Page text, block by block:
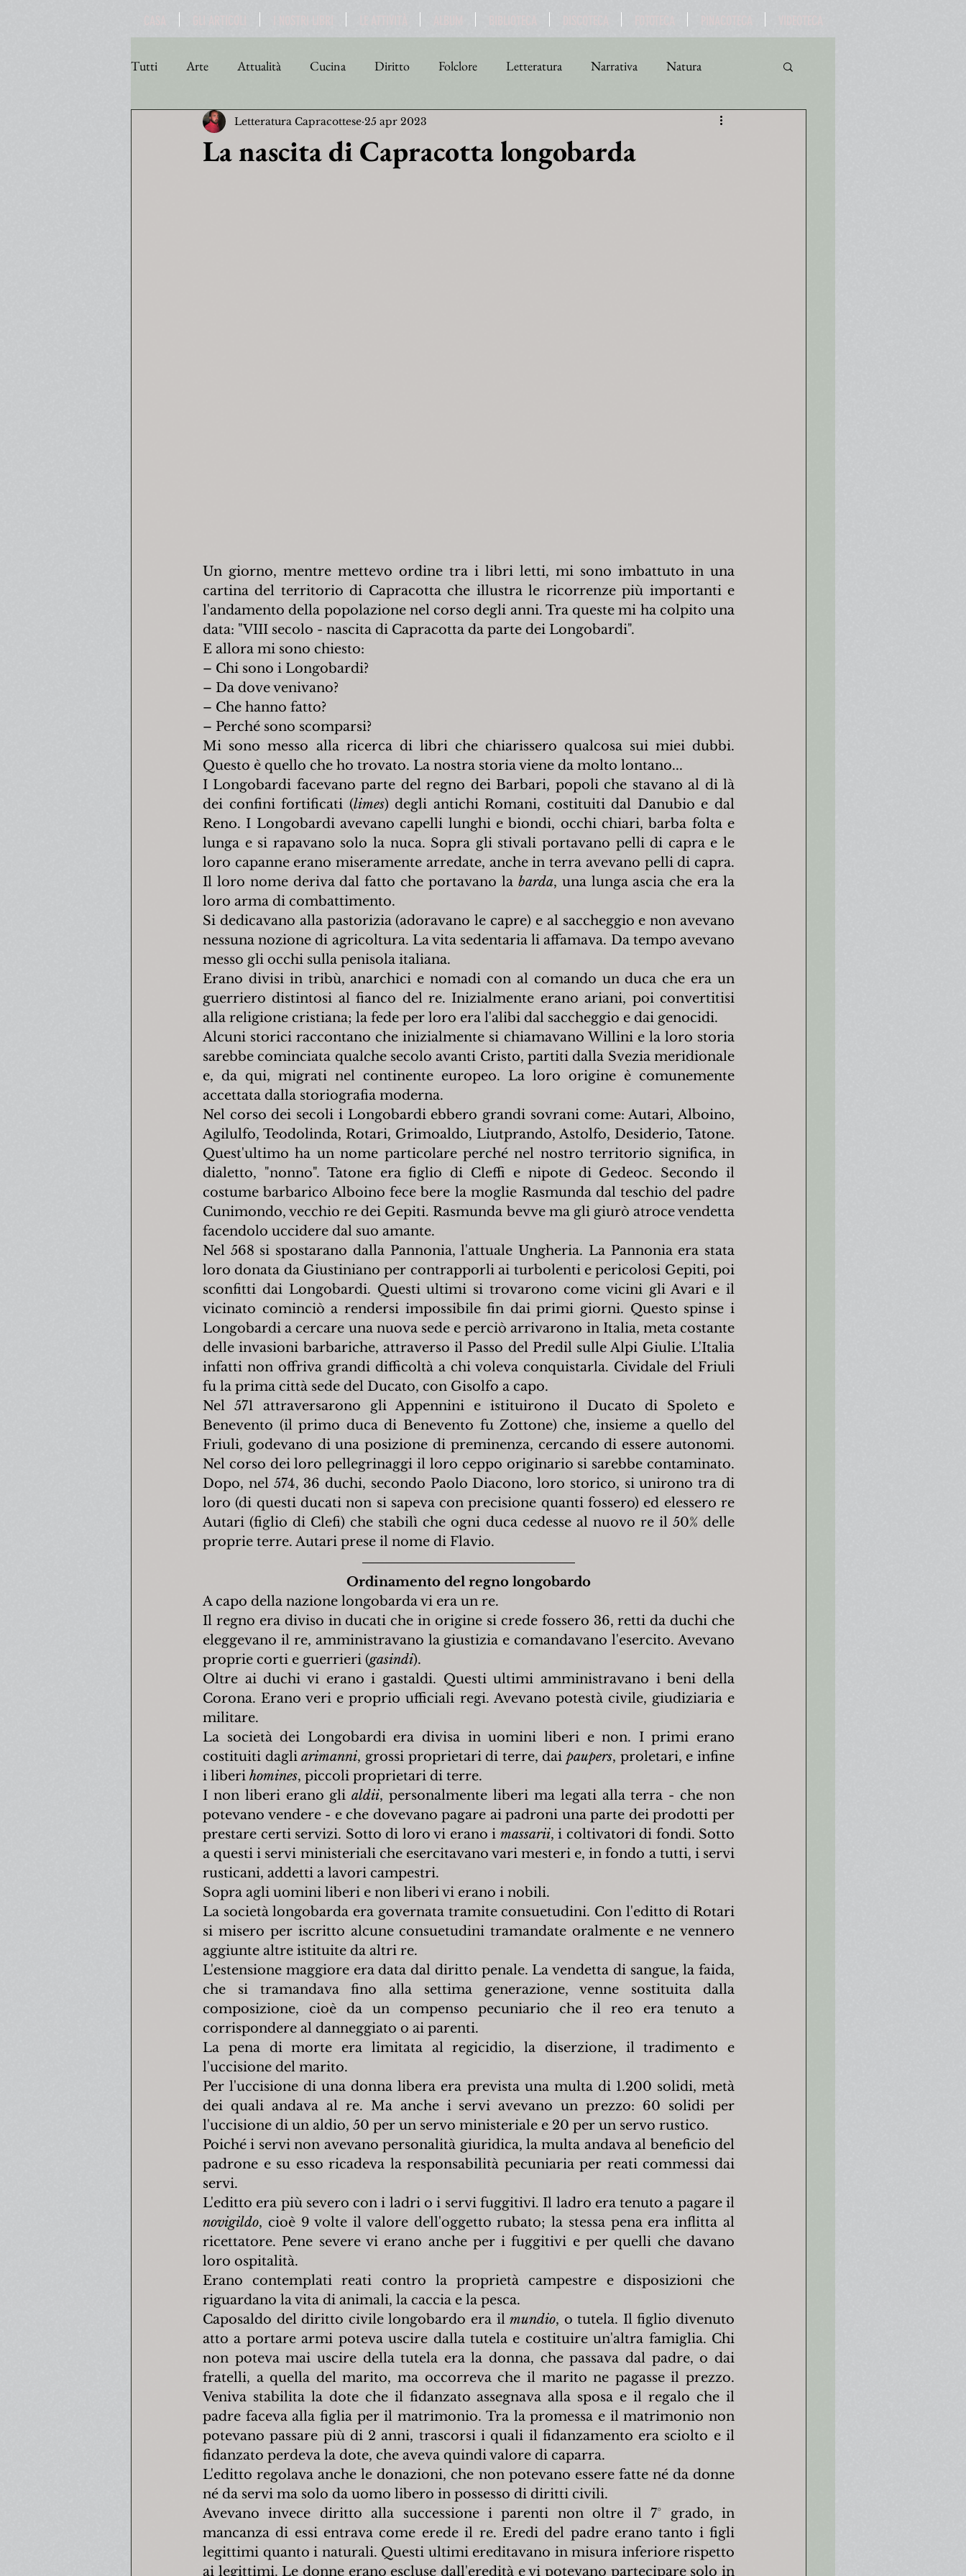
Tutti Arte Attualità Cucina Diritto Folclore Letteratura Narrativa Natura
Personaggi Poesia Politica Religione Turismo
La nascita di Capracotta longobarda
Letteratura Capracottese 25 apr 2023
Un giorno, mentre mettevo ordine tra i libri letti, mi sono imbattuto in una
cartina del territorio di Capracotta che illustra le ricorrenze più importanti e
l'andamento della popolazione nel corso degli anni. Tra queste mi ha colpito una
data: "VIII secolo - nascita di Capracotta da parte dei Longobardi".
E allora mi sono chiesto:
– Chi sono i Longobardi?
– Da dove venivano?
– Che hanno fatto?
– Perché sono scomparsi?
Mi sono messo alla ricerca di libri che chiarissero qualcosa sui miei dubbi.
Questo è quello che ho trovato. La nostra storia viene da molto lontano...
I Longobardi facevano parte del regno dei Barbari, popoli che stavano al di là
dei confini fortificati (limes) degli antichi Romani, costituiti dal Danubio e dal
Reno. I Longobardi avevano capelli lunghi e biondi, occhi chiari, barba folta e
lunga e si rapavano solo la nuca. Sopra gli stivali portavano pelli di capra e le
loro capanne erano miseramente arredate, anche in terra avevano pelli di capra.
Il loro nome deriva dal fatto che portavano la barda, una lunga ascia che era la
loro arma di combattimento.
Si dedicavano alla pastorizia (adoravano le capre) e al saccheggio e non avevano
nessuna nozione di agricoltura. La vita sedentaria li affamava. Da tempo avevano
messo gli occhi sulla penisola italiana.
Erano divisi in tribù, anarchici e nomadi con al comando un duca che era un
guerriero distintosi al fianco del re. Inizialmente erano ariani, poi convertitisi
alla religione cristiana; la fede per loro era l'alibi dal saccheggio e dai genocidi.
Alcuni storici raccontano che inizialmente si chiamavano Willini e la loro storia
sarebbe cominciata qualche secolo avanti Cristo, partiti dalla Svezia meridionale
e, da qui, migrati nel continente europeo. La loro origine è comunemente
accettata dalla storiografia moderna.
Nel corso dei secoli i Longobardi ebbero grandi sovrani come: Autari, Alboino,
Agilulfo, Teodolinda, Rotari, Grimoaldo, Liutprando, Astolfo, Desiderio, Tatone.
Quest'ultimo ha un nome particolare perché nel nostro territorio significa, in
dialetto, "nonno". Tatone era figlio di Cleffi e nipote di Gedeoc. Secondo il
costume barbarico Alboino fece bere la moglie Rasmunda dal teschio del padre
Cunimondo, vecchio re dei Gepiti. Rasmunda bevve ma gli giurò atroce vendetta
facendolo uccidere dal suo amante.
Nel 568 si spostarano dalla Pannonia, l'attuale Ungheria. La Pannonia era stata
loro donata da Giustiniano per contrapporli ai turbolenti e pericolosi Gepiti, poi
sconfitti dai Longobardi. Questi ultimi si trovarono come vicini gli Avari e il
vicinato cominciò a rendersi impossibile fin dai primi giorni. Questo spinse i
Longobardi a cercare una nuova sede e perciò arrivarono in Italia, meta costante
delle invasioni barbariche, attraverso il Passo del Predil sulle Alpi Giulie. L'Italia
infatti non offriva grandi difficoltà a chi voleva conquistarla. Cividale del Friuli
fu la prima città sede del Ducato, con Gisolfo a capo.
Nel 571 attraversarono gli Appennini e istituirono il Ducato di Spoleto e
Benevento (il primo duca di Benevento fu Zottone) che, insieme a quello del
Friuli, godevano di una posizione di preminenza, cercando di essere autonomi.
Nel corso dei loro pellegrinaggi il loro ceppo originario si sarebbe contaminato.
Dopo, nel 574, 36 duchi, secondo Paolo Diacono, loro storico, si unirono tra di
loro (di questi ducati non si sapeva con precisione quanti fossero) ed elessero re
Autari (figlio di Clefi) che stabilì che ogni duca cedesse al nuovo re il 50% delle
proprie terre. Autari prese il nome di Flavio.
Ordinamento del regno longobardo
A capo della nazione longobarda vi era un re.
Il regno era diviso in ducati che in origine si crede fossero 36, retti da duchi che
eleggevano il re, amministravano la giustizia e comandavano l'esercito. Avevano
proprie corti e guerrieri (gasindi).
Oltre ai duchi vi erano i gastaldi. Questi ultimi amministravano i beni della
Corona. Erano veri e proprio ufficiali regi. Avevano potestà civile, giudiziaria e
militare.
La società dei Longobardi era divisa in uomini liberi e non. I primi erano
costituiti dagli arimanni, grossi proprietari di terre, dai paupers, proletari, e infine
i liberi homines, piccoli proprietari di terre.
I non liberi erano gli aldii, personalmente liberi ma legati alla terra - che non
potevano vendere - e che dovevano pagare ai padroni una parte dei prodotti per
prestare certi servizi. Sotto di loro vi erano i massarii, i coltivatori di fondi. Sotto
a questi i servi ministeriali che esercitavano vari mesteri e, in fondo a tutti, i servi
rusticani, addetti a lavori campestri.
Sopra agli uomini liberi e non liberi vi erano i nobili.
La società longobarda era governata tramite consuetudini. Con l'editto di Rotari
si misero per iscritto alcune consuetudini tramandate oralmente e ne vennero
aggiunte altre istituite da altri re.
L'estensione maggiore era data dal diritto penale. La vendetta di sangue, la faida,
che si tramandava fino alla settima generazione, venne sostituita dalla
composizione, cioè da un compenso pecuniario che il reo era tenuto a
corrispondere al danneggiato o ai parenti.
La pena di morte era limitata al regicidio, la diserzione, il tradimento e
l'uccisione del marito.
Per l'uccisione di una donna libera era prevista una multa di 1.200 solidi, metà
dei quali andava al re. Ma anche i servi avevano un prezzo: 60 solidi per
l'uccisione di un aldio, 50 per un servo ministeriale e 20 per un servo rustico.
Poiché i servi non avevano personalità giuridica, la multa andava al beneficio del
padrone e su esso ricadeva la responsabilità pecuniaria per reati commessi dai
servi.
novigildo, cioè 9 volte il valore dell'oggetto rubato; la stessa pena era inflitta al
ricettatore. Pene severe vi erano anche per i fuggitivi e per quelli che davano
loro ospitalità.
Erano contemplati reati contro la proprietà campestre e disposizioni che
riguardano la vita di animali, la caccia e la pesca.
Caposaldo del diritto civile longobardo era il mundio, o tutela. Il figlio divenuto
atto a portare armi poteva uscire dalla tutela e costituire un'altra famiglia. Chi
non poteva mai uscire della tutela era la donna, che passava dal padre, o dai
fratelli, a quella del marito, ma occorreva che il marito ne pagasse il prezzo.
Veniva stabilita la dote che il fidanzato assegnava alla sposa e il regalo che il
padre faceva alla figlia per il matrimonio. Tra la promessa e il matrimonio non
potevano passare più di 2 anni, trascorsi i quali il fidanzamento era sciolto e il
fidanzato perdeva la dote, che aveva quindi valore di caparra.
L'editto regolava anche le donazioni, che non potevano essere fatte né da donne
né da servi ma solo da uomo libero in possesso di diritti civili.
Avevano invece diritto alla successione i parenti non oltre il 7° grado, in
mancanza di essi entrava come erede il re. Eredi del padre erano tanto i figli
legittimi quanto i naturali. Questi ultimi ereditavano in misura inferiore rispetto
ai legittimi. Le donne erano escluse dall'eredità e vi potevano partecipare solo in